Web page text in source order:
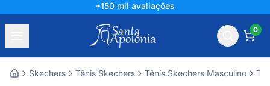
+150 mil avaliações
0
Skechers Tênis Skechers Tênis Skechers Masculino